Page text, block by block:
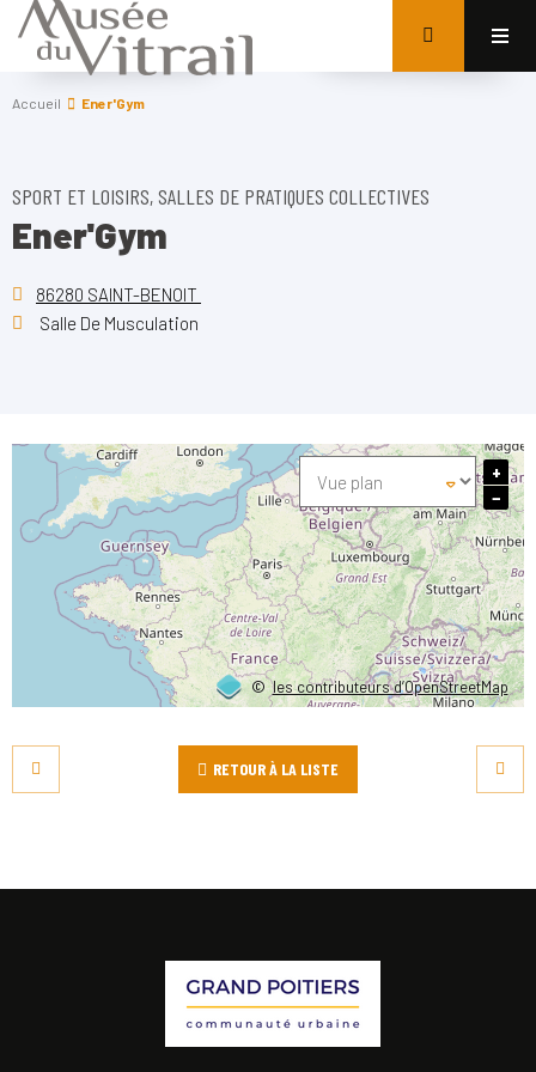
Accueil Ener'Gym
SPORT ET LOISIRS, SALLES DE PRATIQUES COLLECTIVES
Ener'Gym
86280 SAINT-BENOIT
Salle De Musculation
©les contributeurs d’OpenStreetMap
+
−
RETOUR À LA LISTE